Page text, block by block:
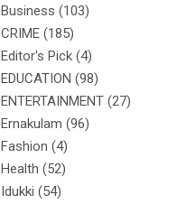
Business (103)
CRIME (185)
Editor's Pick (4)
EDUCATION (98)
ENTERTAINMENT (27)
Ernakulam (96)
Fashion (4)
Health (52)
Idukki (54)